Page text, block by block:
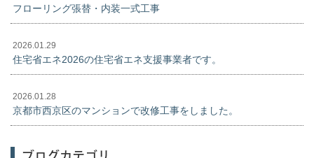
フローリング張替・内装一式工事
2026.01.29
住宅省エネ2026の住宅省エネ支援事業者です。
2026.01.28
京都市西京区のマンションで改修工事をしました。